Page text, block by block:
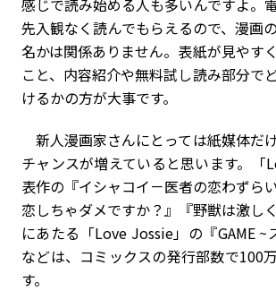
感じで読み始める人も多いんですよ。
先入観なく読んでもらえるので、漫画
名かは関係ありません。表紙が見やす
こと、内容紹介や無料試し読み部分で
けるかの方が大事です。
新人漫画家さんにとっては紙媒体だ
チャンスが増えていると思います。「
表作の『イシャコイ－医者の恋わずら
恋しちゃダメですか？』『野獣は激し
にあたる「Love Jossie」の『GAME ~
などは、コミックスの発行部数で100
す。